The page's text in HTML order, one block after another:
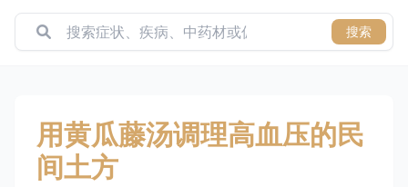
搜索
用黄瓜藤汤调理高血压的民
间土方